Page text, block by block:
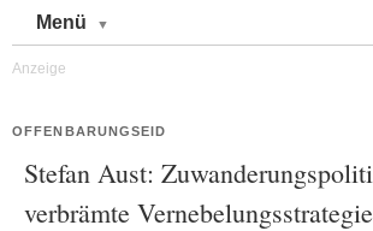
Menü
OFFENBARUNGSEID
Stefan Aust:
verbrämte